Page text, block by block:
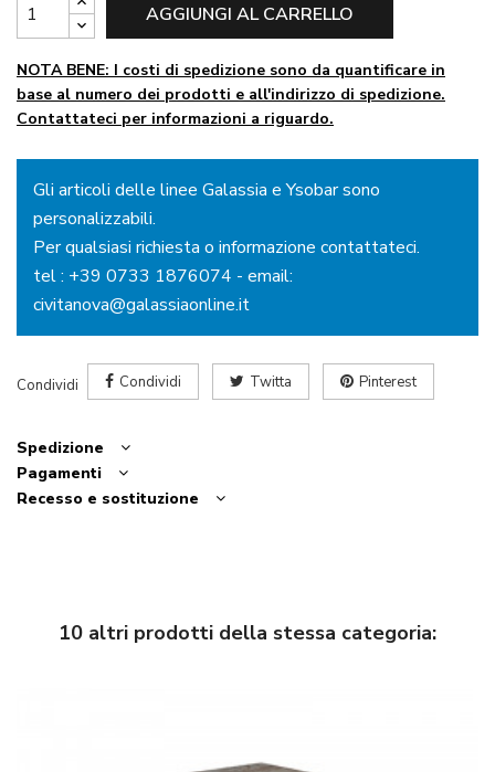
AGGIUNGI AL CARRELLO
NOTA BENE: I costi di spedizione sono da quantificare in
base al numero dei prodotti e all'indirizzo di spedizione.
Contattateci per informazioni a riguardo.
Gli articoli delle linee Galassia e Ysobar sono
personalizzabili.
Per qualsiasi richiesta o informazione contattateci.
tel : +39 0733 1876074 - email:
civitanova@galassiaonline.it
Condividi Condividi Twitta Pinterest
Spedizione
Pagamenti
Recesso e sostituzione
10 altri prodotti della stessa categoria: